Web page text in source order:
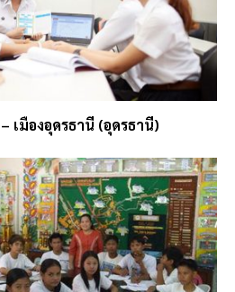
เมืองอุดรธานี (อุดรธานี)